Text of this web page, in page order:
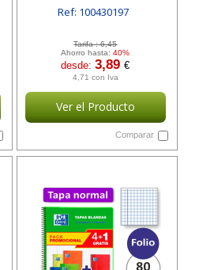
Ref: 100430197
Tarifa :6,45
Ahorro hasta:40%
desde:3,89€
4,71 con Iva
Ver el Producto
Comparar